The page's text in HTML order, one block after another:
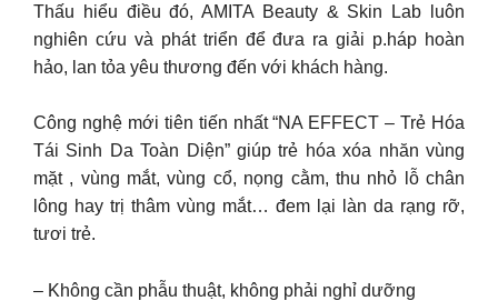
Thấu hiểu điều đó, AMITA Beauty & Skin Lab luôn
nghiên cứu và phát triển để đưa ra giải p.háp hoàn
hảo, lan tỏa yêu thương đến với khách hàng.
Công nghệ mới tiên tiến nhất “NA EFFECT – Trẻ Hóa
Tái Sinh Da Toàn Diện” giúp trẻ hóa xóa nhăn vùng
mặt , vùng mắt, vùng cổ, nọng cằm, thu nhỏ lỗ chân
lông hay trị thâm vùng mắt… đem lại làn da rạng rỡ,
tươi trẻ.
– Không cần phẫu thuật, không phải nghỉ dưỡng